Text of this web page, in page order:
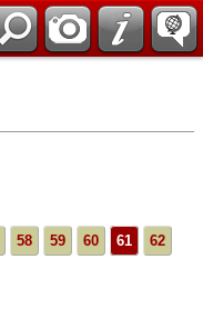
58 59 60 61 62